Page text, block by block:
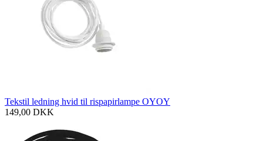
Tekstil ledning hvid til rispapirlampe OYOY
149,00 DKK